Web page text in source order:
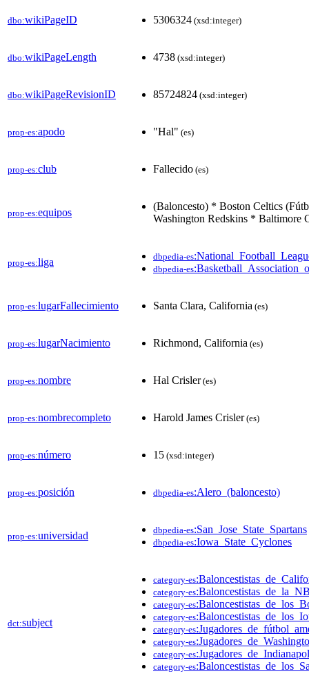
dbo:wikiPageID 5306324 (xsd:integer)
dbo:wikiPageLength 4738 (xsd:integer)
dbo:wikiPageRevisionID 85724824 (xsd:integer)
prop-es:apodo "Hal" (es)
prop-es:club Fallecido (es)
prop-es:equipos
(Baloncesto) * Boston Celtics
Washington Redskins * Baltimore
prop-es:liga dbpedia-es
dbpedia-es
prop-es:lugarFallecimiento Santa Clara, California (es)
prop-es:lugarNacimiento Richmond, California (es)
prop-es:nombre Hal Crisler(es)
prop-es:nombrecompleto Harold James Crisler(es)
prop-es:número 15 (xsd:integer)
prop-es:posición dbpedia-es:Alero_(baloncesto)
prop-es:universidad dbpedia-es:San_Jose_State_Spartans
dbpedia-es:Iowa_State_Cyclones
dct:subject
category-es
category-es
category-es
category-es
category-es
category-es
category-es
category-es